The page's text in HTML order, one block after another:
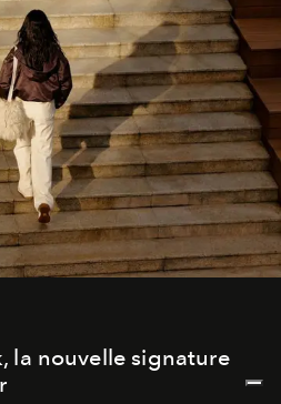
la nouvelle signature